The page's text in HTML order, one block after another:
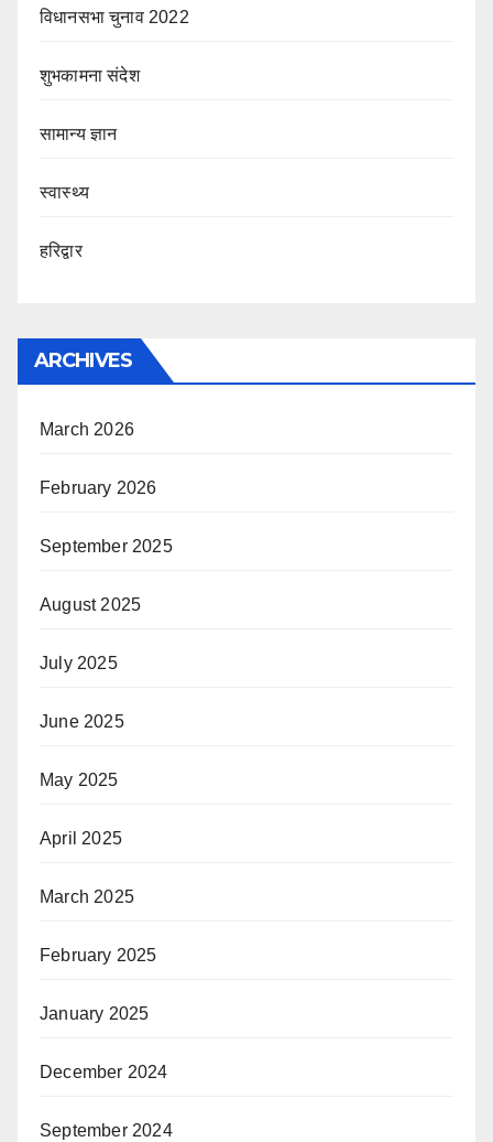
विधानसभा चुनाव 2022
शुभकामना संदेश
सामान्य ज्ञान
स्वास्थ्य
हरिद्वार
ARCHIVES
March 2026
February 2026
September 2025
August 2025
July 2025
June 2025
May 2025
April 2025
March 2025
February 2025
January 2025
December 2024
September 2024